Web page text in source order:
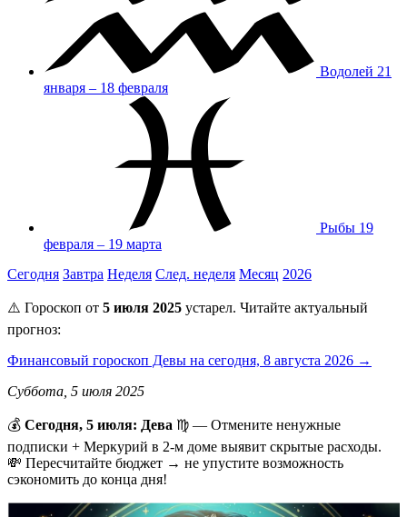
Водолей 21
января – 18 февраля
Рыбы 19
февраля – 19 марта
Сегодня Завтра Неделя След. неделя Месяц 2026
⚠️ Гороскоп от 5 июля 2025 устарел. Читайте актуальный
прогноз:
Финансовый гороскоп Девы на сегодня, 8 августа 2026 →
Суббота, 5 июля 2025
💰 Сегодня, 5 июля: Дева ♍ — Отмените ненужные
подписки + Меркурий в 2-м доме выявит скрытые расходы.
💸 Пересчитайте бюджет → не упустите возможность
сэкономить до конца дня!